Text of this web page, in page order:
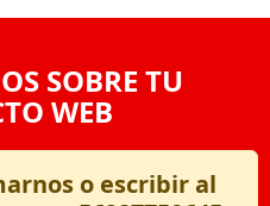
SOBRE TU
WEB
o escribir al